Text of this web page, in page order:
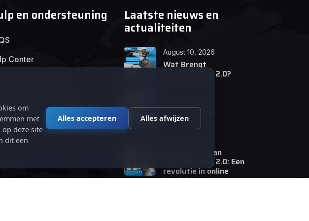
en ondersteuning
Center
Laatste nieuws en
actualiteiten
August 10, 2026
Wat Brengt
Markttrading 2.0?
Tips en Tricks
De opkomst van
Markttrading 2.0: Een
revolutie in online
handelen.
om
met
deze site
dit een
Alles accepteren Alles afwijzen